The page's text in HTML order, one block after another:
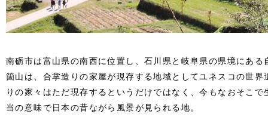
南砺市は富山県の南西に位置し、石川県と岐阜県の県境にあ
箇山は、合掌造りの家屋が現存する地域としてユネスコの世
りの家々はただ現存するというだけではなく、今もなおそこ
当の意味で日本の昔ながら風景が見られる地。